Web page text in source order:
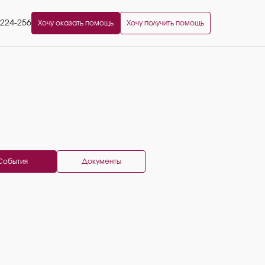
256 Хочу оказать помощь Хочу получить помощь
Документы